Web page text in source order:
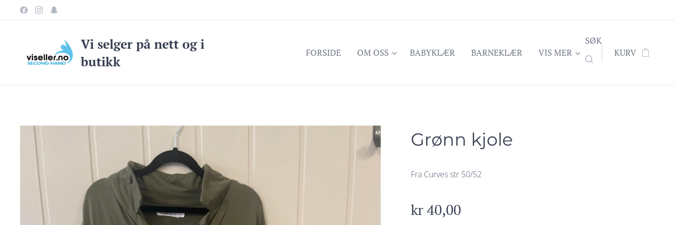
Vi selger på nett og i
butikk
FORSIDE OM OSS BABYKLÆR BARNEKLÆR VIS MER
SØK
KURV
Grønn kjole
Fra Curves str 50/52
kr40,00